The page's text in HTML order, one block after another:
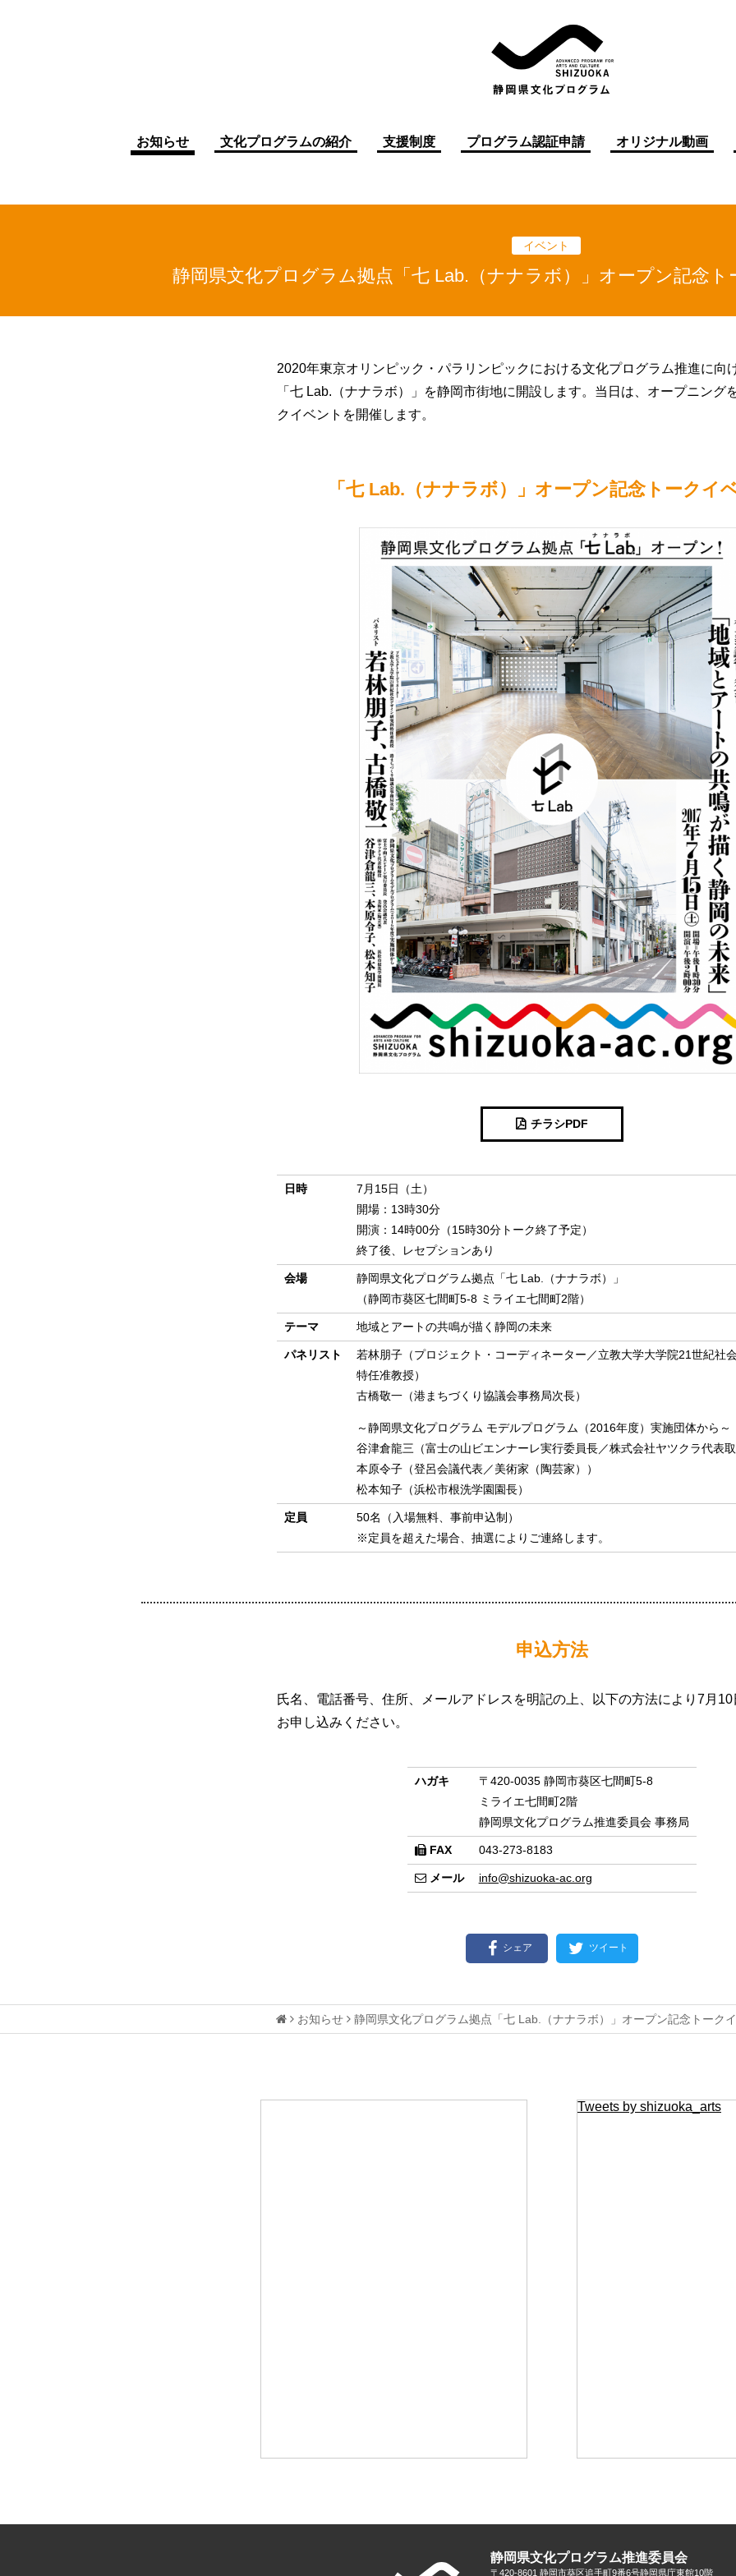
お知らせ 文化プログラムの紹介 支援制度 プログラム認証申請 オリジナル動画
イベント
静岡県文化プログラム拠点「七 Lab.（ナナラボ）」オープン記念
2020年東京オリンピック・パラリンピックにおける文化プログラム推進に向
「七 Lab.（ナナラボ）」を静岡市街地に開設します。当日は、オープニング
クイベントを開催します。
「七 Lab.（ナナラボ）」オープン記念トークイ
チラシPDF
日時
7月15日（土）
開場：13時30分
開演：14時00分（15時30分トーク終了予定）
終了後、レセプションあり
会場
静岡県文化プログラム拠点「七 Lab.（ナナラボ）」
（静岡市葵区七間町5-8 ミライエ七間町2階）
テーマ 地域とアートの共鳴が描く静岡の未来
パネリスト
若林朋子（プロジェクト・コーディネーター／立教大学大学院21世紀社
特任准教授）
古橋敬一（港まちづくり協議会事務局次長）
～静岡県文化プログラム モデルプログラム（2016年度）実施団体から～
谷津倉龍三（富士の山ビエンナーレ実行委員長／株式会社ヤツクラ代表取
本原令子（登呂会議代表／美術家（陶芸家））
松本知子（浜松市根洗学園園長）
定員
50名（入場無料、事前申込制）
※定員を超えた場合、抽選によりご連絡します。
申込方法
氏名、電話番号、住所、メールアドレスを明記の上、以下の方法により7月10
お申し込みください。
ハガキ
〒420-0035 静岡市葵区七間町5-8
ミライエ七間町2階
静岡県文化プログラム推進委員会 事務局
FAX 043-273-8183
メール info@shizuoka-ac.org
シェア ツイート
お知らせ 静岡県文化プログラム拠点「七 Lab.（ナナラボ）」オープン記念トーク
Tweets by shizuoka_arts
静岡県文化プログラム推進委員会
〒420-8601 静岡市葵区追手町9番6号静岡県庁東館10階